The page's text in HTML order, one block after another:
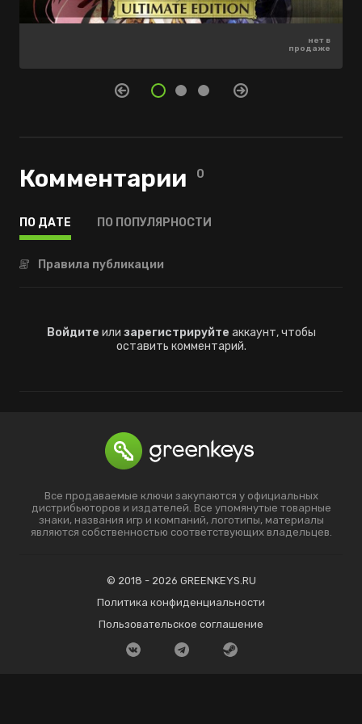
нет в
продаже
нет в
продаже
нет в
продаже
Комментарии 0
ПО ДАТЕ ПО ПОПУЛЯРНОСТИ
Правила публикации
Войдите или зарегистрируйте аккаунт, чтобы
оставить комментарий.
Все продаваемые ключи закупаются у официальных
дистрибьюторов и издателей. Все упомянутые товарные
знаки, названия игр и компаний, логотипы, материалы
являются собственностью соответствующих владельцев.
© 2018 - 2026 GREENKEYS.RU
Политика конфиденциальности
Пользовательское соглашение